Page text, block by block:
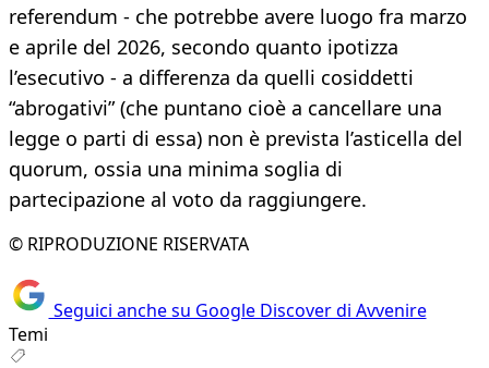
referendum - che potrebbe avere luogo fra marzo
e aprile del 2026, secondo quanto ipotizza
l’esecutivo - a differenza da quelli cosiddetti
“abrogativi” (che puntano cioè a cancellare una
legge o parti di essa) non è prevista l’asticella del
quorum, ossia una minima soglia di
partecipazione al voto da raggiungere.
© RIPRODUZIONE RISERVATA
Seguici anche su Google Discover di Avvenire
Temi